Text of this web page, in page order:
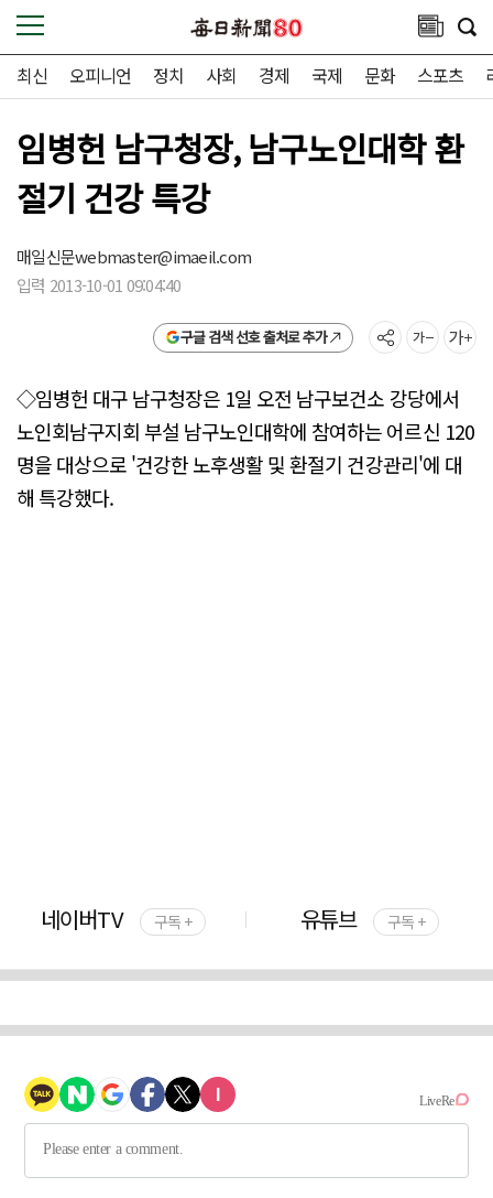
최신 오피니언 정치 사회 경제 국제 문화 스포츠
임병헌 남구청장, 남구노인대학 환
절기 건강 특강
매일신문webmaster@imaeil.com
입력 2013-10-01 09:04:40
구글 검색 선호 출처로 추가
◇임병헌 대구 남구청장은 1일 오전 남구보건소 강당에서
노인회남구지회 부설 남구노인대학에 참여하는 어르신 120
명을 대상으로 '건강한 노후생활 및 환절기 건강관리'에 대
해 특강했다.
네이버TV 구독 + 유튜브 구독 +